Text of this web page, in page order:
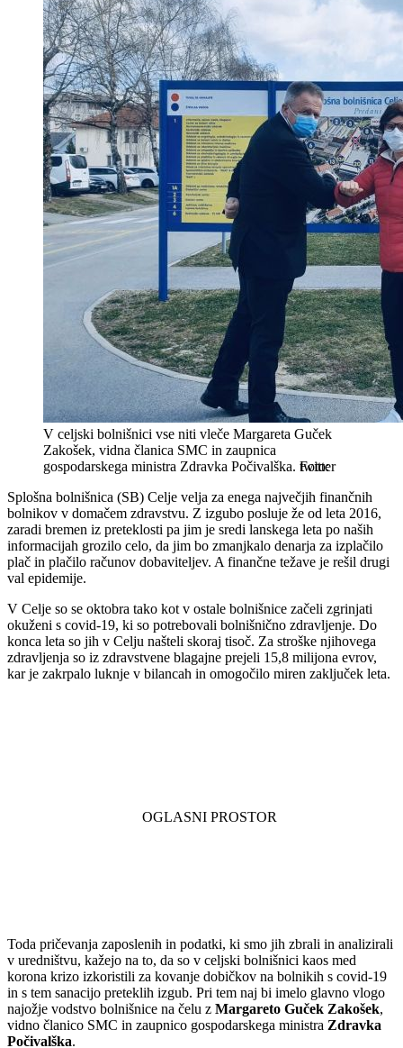
V celjski bolnišnici vse niti vleče Margareta Guček
Zakošek, vidna članica SMC in zaupnica
gospodarskega ministra Zdravka Počivalška. twitter
Splošna bolnišnica (SB) Celje velja za enega največjih finančnih
bolnikov v domačem zdravstvu. Z izgubo posluje že od leta 2016,
zaradi bremen iz preteklosti pa jim je sredi lanskega leta po naših
informacijah grozilo celo, da jim bo zmanjkalo denarja za izplačilo
plač in plačilo računov dobaviteljev. A finančne težave je rešil drugi
val epidemije.
V Celje so se oktobra tako kot v ostale bolnišnice začeli zgrinjati
okuženi s covid-19, ki so potrebovali bolnišnično zdravljenje. Do
konca leta so jih v Celju našteli skoraj tisoč. Za stroške njihovega
zdravljenja so iz zdravstvene blagajne prejeli 15,8 milijona evrov,
kar je zakrpalo luknje v bilancah in omogočilo miren zaključek leta.
Toda pričevanja zaposlenih in podatki, ki smo jih zbrali in analizirali
v uredništvu, kažejo na to, da so v celjski bolnišnici kaos med
korona krizo izkoristili za kovanje dobičkov na bolnikih s covid-19
in s tem sanacijo preteklih izgub. Pri tem naj bi imelo glavno vlogo
najožje vodstvo bolnišnice na čelu z Margareto Guček Zakošek,
vidno članico SMC in zaupnico gospodarskega ministra Zdravka
Počivalška.